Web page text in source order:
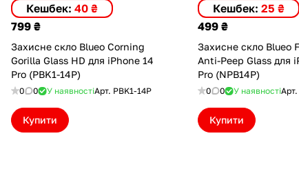
Кешбек: 40 ₴
799 ₴
Захисне скло Blueo Corning
Gorilla Glass HD для iPhone 14
Pro (PBK1-14P)
0 0 У наявностіАрт. PBK1-14P
Купити
Кешбек:25 ₴
499 ₴
Захисне скло Blueo
Anti-Peep Glass для
Pro (NPB14P)
0 0 У наявностіАрт.
Купити